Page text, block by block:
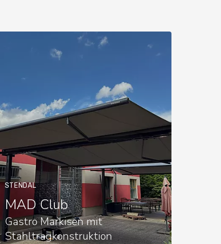
STENDAL
MAD Club
Gastro Markisen mit
Stahltragkonstruktion